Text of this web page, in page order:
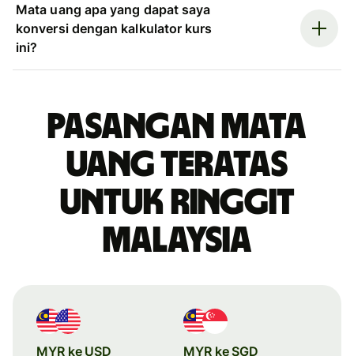
Mata uang apa yang dapat saya
konversi dengan kalkulator kurs
ini?
Pasangan mata
uang teratas
untuk ringgit
Malaysia
MYR ke USD MYR ke SGD